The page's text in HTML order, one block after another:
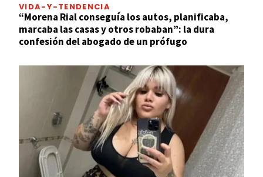
VIDA-Y-TENDENCIA
“Morena Rial conseguía los autos, planificaba,
marcaba las casas y otros robaban”: la dura
confesión del abogado de un prófugo